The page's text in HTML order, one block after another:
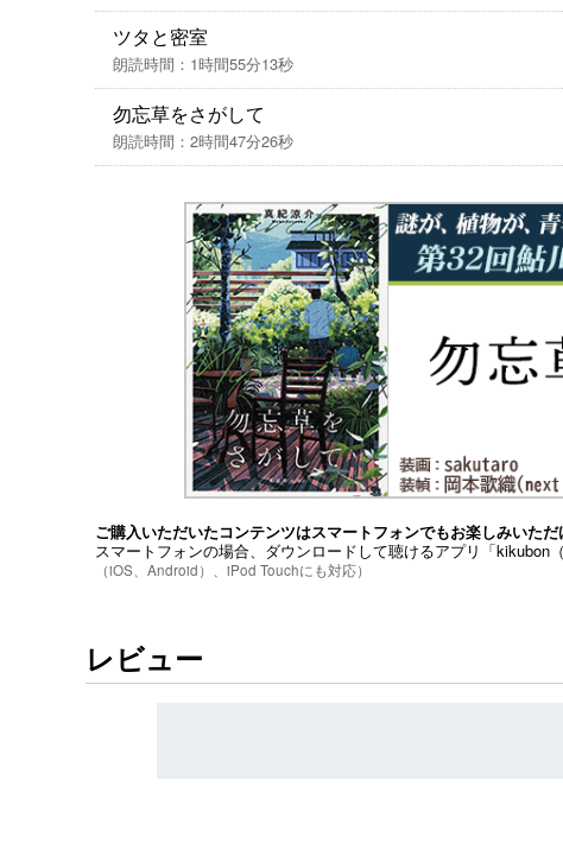
ツタと密室
朗読時間：1時間55分13秒
勿忘草をさがして
朗読時間：2時間47分26秒
ご購入いただいたコンテンツはスマートフォンでもお楽しみいただ
スマートフォンの場合、ダウンロードして聴けるアプリ「kikubon
（iOS、Android）、iPod Touchにも対応）
レビュー